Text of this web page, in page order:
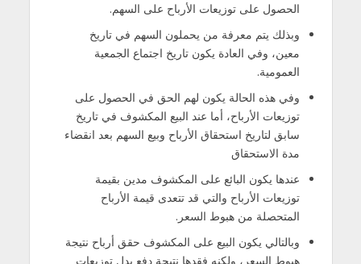
الحصول على توزيعات الأرباح على السهم.
وبذلك يتم معرفة من يحملون السهم في تاريخ
معين، وفي العادة يكون تاريخ اجتماع الجمعية
العمومية.
وفي هذه الحالة يكون لهم الحق في الحصول على
توزيعات الأرباح، أما عند البيع المكشوف في تاريخ
سابق لتاريخ استحقاق الأرباح وبيع السهم بعد انقضاء
مدة الاستحقاق
عندها يكون البائع على المكشوف مدين بقيمة
توزيعات الأرباح والتي قد تتعدى قيمة الأرباح
المتحصلة من هبوط السعر.
وبالتالي يكون البيع على المكشوف حقق أرباح نتيجة
هبوط السعر، ولكنه فقدها نتيجة دفع بدل توزيعات